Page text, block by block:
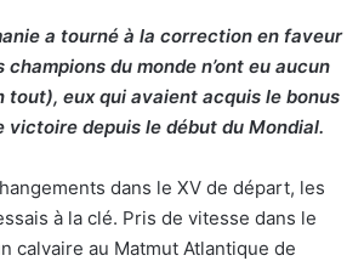
a tourné à la correction en faveur
du monde n’ont eu aucun
tout), eux qui avaient acquis le bonus
victoire depuis le début du Mondial.
dans le XV de départ, les
à la clé. Pris de vitesse dans le
calvaire au Matmut Atlantique de